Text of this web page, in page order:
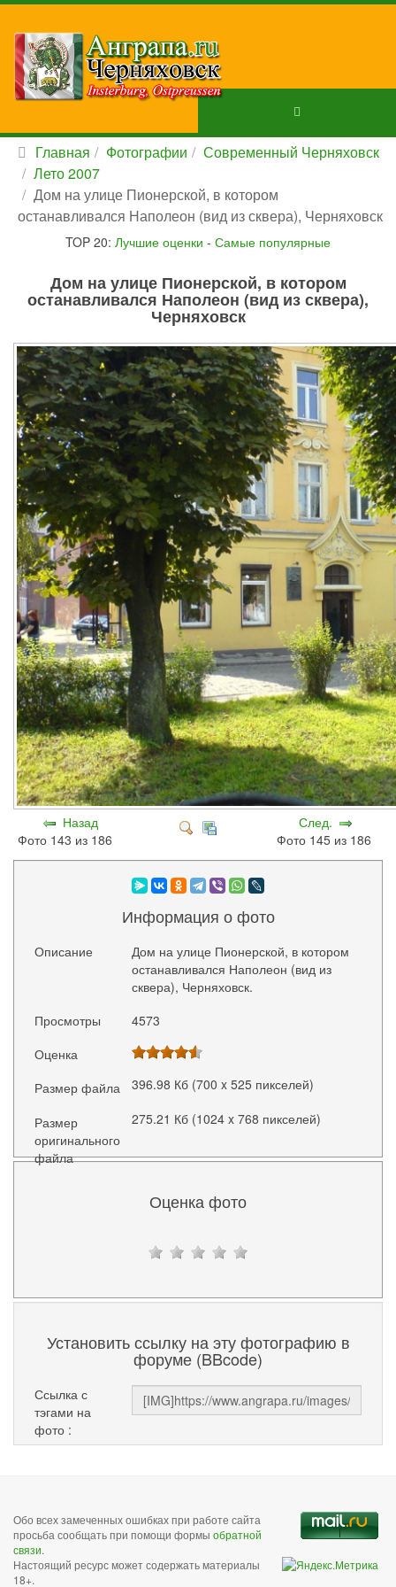
Главная Фотографии
Современный Черняховск
Лето 2007
Дом на улице Пионерской, в котором
останавливался Наполеон (вид из сквера), Черняховск
TOP 20: Лучшие оценки - Самые популярные
Дом на улице Пионерской, в котором
останавливался Наполеон (вид из сквера),
Черняховск
Назад
Фото 143 из 186
След.
Фото 145 из 186
Информация о фото
Описание
Дом на улице Пионерской, в котором
останавливался Наполеон (вид из
сквера), Черняховск.
Просмотры
4573
Оценка
Размер файла
396.98 Кб (700 x 525 пикселей)
Размер
оригинального
файла
275.21 Кб (1024 x 768 пикселей)
Оценка фото
Установить ссылку на эту фотографию в
форуме (BBcode)
Ссылка с
тэгами на
фото :
Обо всех замеченных ошибках при работе сайта
просьба сообщать при помощи формы обратной
связи.
Настоящий ресурс может содержать материалы
18+.